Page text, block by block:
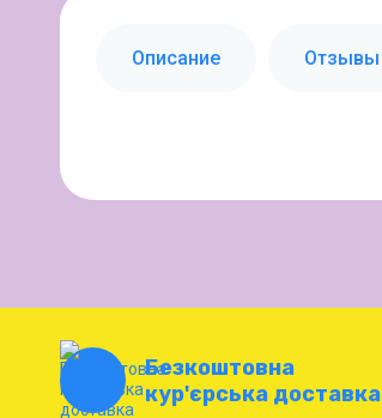
Описание Отзывы
Безкоштовна
кур'єрська доставка